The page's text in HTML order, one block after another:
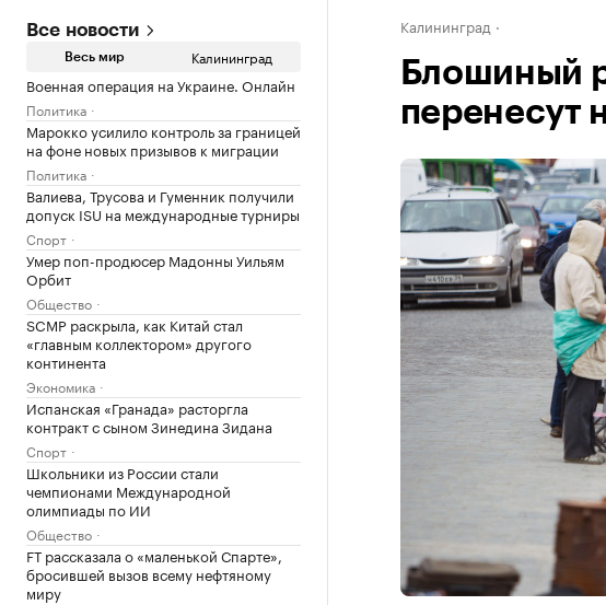
Все новости
Весь мир Калининград
Военная операция на Украине. Онлайн
Политика
Марокко усилило контроль за границей
на фоне новых призывов к миграции
Политика
Валиева, Трусова и Гуменник получили
допуск ISU на международные турниры
Спорт
Умер поп-продюсер Мадонны Уильям
Орбит
Общество
SCMP раскрыла, как Китай стал
«главным коллектором» другого
континента
Экономика
Испанская «Гранада» расторгла
контракт с сыном Зинедина Зидана
Спорт
Школьники из России стали
чемпионами Международной
олимпиады по ИИ
Общество
FT рассказала о «маленькой Спарте»,
бросившей вызов всему нефтяному
миру
Калининград
Блошиный
перенесут